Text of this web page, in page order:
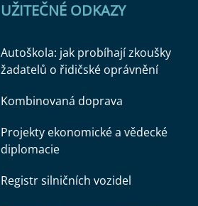
UŽITEČNÉ ODKAZY
Autoškola: jak probíhají zkoušky
žadatelů o řidičské oprávnění
Kombinovaná doprava
Projekty ekonomické a vědecké
diplomacie
Registr silničních vozidel